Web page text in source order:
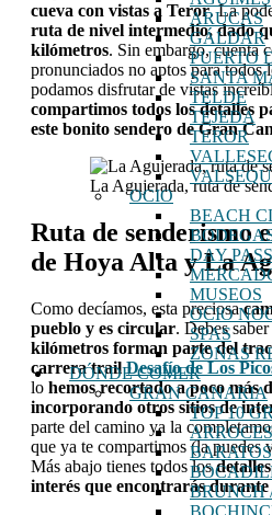
ARUCAS
GÁLDAR
PUERTO
SANTA
TELDE
TEJEDA
TEROR
OCIO
BEACH
DAY PASS
MUSEOS
OCIO
SPAS
ZONAS
DÓNDE COMER
GRAN CANARIA
TOP 10
ARROCES
BARATOS
BRUNCH
cueva con vistas a Teror. La
ruta de nivel intermedio, dado
kilómetros. Sin embargo, cuenta
pronunciados no aptos para todos
podamos disfrutar de vistas
compartimos todos los detalles
este bonito sendero de Gran
La Agujerada, ruta de
Ruta de senderismo
de Hoya Alta y La
Como decíamos, esta preciosa
pueblo y es circular. Debes
kilómetros forman parte del
carrera trailDesafío de Los
lo hemos recortado a poco más
incorporando otros sitios de
parte del camino ya la
que ya te compartimos (la puedes
Más abajo tienes todos los
interés que encontrarás durante